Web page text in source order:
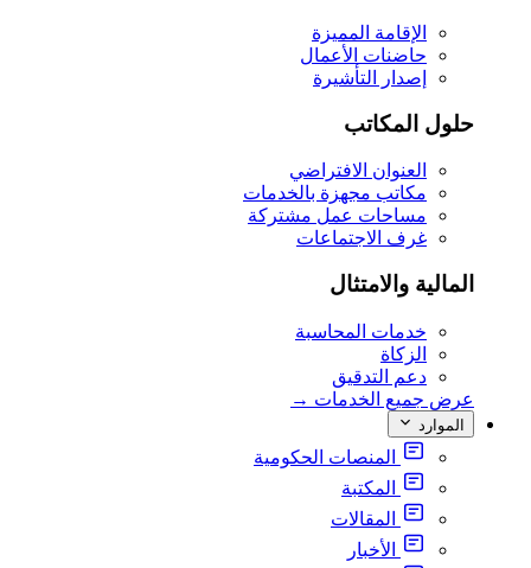
الإقامة المميزة
حاضنات الأعمال
إصدار التأشيرة
حلول المكاتب
العنوان الافتراضي
مكاتب مجهزة بالخدمات
مساحات عمل مشتركة
غرف الاجتماعات
المالية والامتثال
خدمات المحاسبة
الزكاة
دعم التدقيق
عرض جميع الخدمات →
الموارد
المنصات الحكومية
المكتبة
المقالات
الأخبار